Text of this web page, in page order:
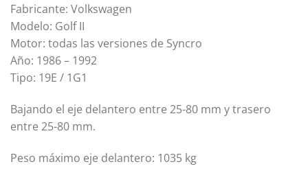
Fabricante: Volkswagen
Modelo: Golf II
Motor: todas las versiones de Syncro
Año: 1986 – 1992
Tipo: 19E / 1G1
Bajando el eje delantero entre 25-80 mm y trasero
entre 25-80 mm.
Peso máximo eje delantero: 1035 kg